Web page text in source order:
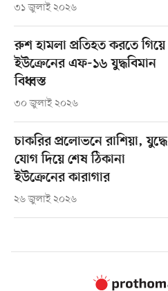
৩১ জুলাই ২০২৬
রুশ হামলা প্রতিহত করতে গিয়ে
ইউক্রেনের এফ-১৬ যুদ্ধবিমান
বিধ্বস্ত
৩০ জুলাই ২০২৬
চাকরির প্রলোভনে রাশিয়া, যুদ্ধে
যোগ দিয়ে শেষ ঠিকানা
ইউক্রেনের কারাগার
২৬ জুলাই ২০২৬